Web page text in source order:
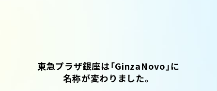
東急プラザ銀座は「GinzaNovo」に
名称が変わりました。